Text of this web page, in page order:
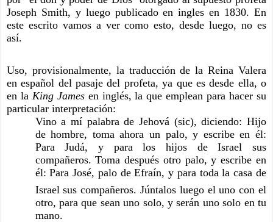
Joseph Smith, y luego publicado en ingles en 1830. En
este escrito vamos a ver como esto, desde luego, no es
así.
Uso, provisionalmente, la traducción de la Reina Valera
en español del pasaje del profeta, ya que es desde ella, o
en la King James en inglés, la que emplean para hacer su
particular interpretación:
Vino a mí palabra de Jehová (sic), diciendo: Hijo
de hombre, toma ahora un palo, y escribe en él:
Para Judá, y para los hijos de Israel sus
compañeros. Toma después otro palo, y escribe en
él: Para José, palo de Efraín, y para toda la casa de
Israel sus compañeros. Júntalos luego el uno con el
otro, para que sean uno solo, y serán uno solo en tu
mano.